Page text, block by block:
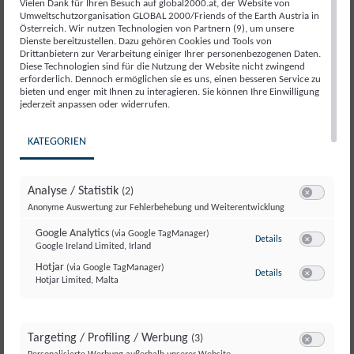
Wir müssen die wohl größte Wasserverschmutzung
durch eine menschengemachte Chemikalie schnell in
den Griff bekommen, damit wir auch in Zukunft unser
Leitungswasser bedenkenlos trinken können.
Unterschreiben Sie jetzt unsere Petition!
Jetzt Petition unterschreiben!
Vielen Dank für Ihren Besuch auf global2000.at, der Website von
Umweltschutzorganisation GLOBAL 2000/Friends of the Earth Austria in
Österreich. Wir nutzen Technologien von Partnern (9), um unsere
Dienste bereitzustellen. Dazu gehören Cookies und Tools von
Drittanbietern zur Verarbeitung einiger Ihrer personenbezogenen Daten.
Diese Technologien sind für die Nutzung der Website nicht zwingend
erforderlich. Dennoch ermöglichen sie es uns, einen besseren Service zu
bieten und enger mit Ihnen zu interagieren. Sie können Ihre Einwilligung
jederzeit anpassen oder widerrufen.
KATEGORIEN
Analyse / Statistik (2)
Anonyme Auswertung zur Fehlerbehebung und Weiterentwicklung
Google Analytics (via Google TagManager)
Google Ireland Limited, Irland
Details zu Google
Hotjar (via Google TagManager)
Hotjar Limited, Malta
Details zu Hotjar (via
Targeting / Profiling / Werbung (3)